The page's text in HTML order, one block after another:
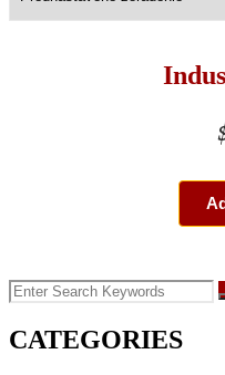
CATEGORIES